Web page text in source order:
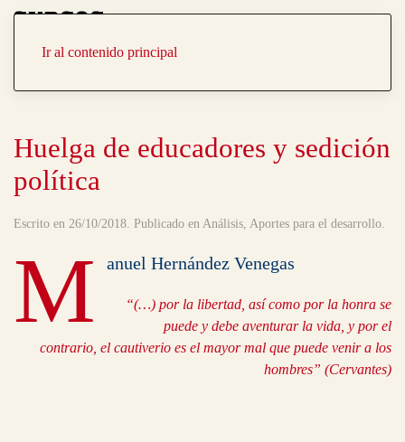
Ir al contenido principal
Huelga de educadores y sedición
política
Escrito en 26/10/2018. Publicado en Análisis, Aportes para el desarrollo.
M anuel Hernández Venegas
“(…) por la libertad, así como por la honra se
puede y debe aventurar la vida, y por el
contrario, el cautiverio es el mayor mal que puede venir a los
hombres” (Cervantes)